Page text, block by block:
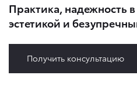
Практика, надежность
эстетикой и
Получить консультацию